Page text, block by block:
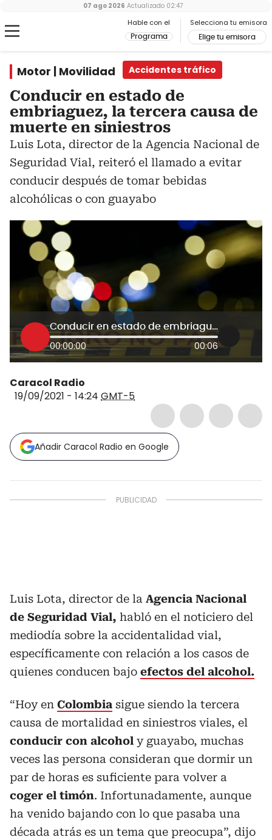
Hable con el
Programa
Selecciona tu emisora
Elige tu emisora
07 ago 2026 Actualizado 02:47
Motor | Movilidad Accidentes tráfico
Conducir en estado de
embriaguez, la tercera causa de
muerte en siniestros
Luis Lota, director de la Agencia Nacional de
Seguridad Vial, reiteró el llamado a evitar
conducir después de tomar bebidas
alcohólicas o con guayabo
Conducir en estado de embriaguez, la tercera causa de muerte en siniestros
00:00:00 00:06
Caracol Radio
19/09/2021 - 14:24 GMT-5
Añadir Caracol Radio en Google
Luis Lota, director de la Agencia Nacional
de Seguridad Vial, habló en el noticiero del
mediodía sobre la accidentalidad vial,
específicamente con relación a los casos de
quienes conducen bajo efectos del alcohol.
“Hoy en Colombia sigue siendo la tercera
causa de mortalidad en siniestros viales, el
conducir con alcohol y guayabo, muchas
veces las persona consideran que dormir un
par de horas es suficiente para volver a
coger el timón. Infortunadamente, aunque
ha venido bajando con lo que pasaba una
década atrás es un tema que preocupa”, dijo